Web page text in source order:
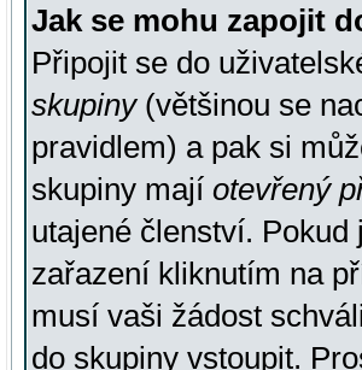
Jak se mohu zapojit
Připojit se do
skupiny(většinou se
pravidlem) a pak si
skupiny mají otevřený
utajené členství.
zařazení kliknutím na
musí vaši žádost
do skupiny vstoupit.